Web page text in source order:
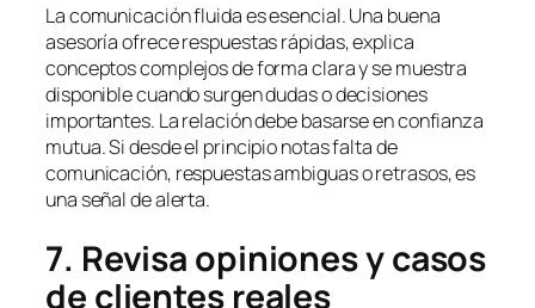
La comunicación fluida es esencial. Una buena
asesoría ofrece respuestas rápidas, explica
conceptos complejos de forma clara y se muestra
disponible cuando surgen dudas o decisiones
importantes. La relación debe basarse en confianza
mutua. Si desde el principio notas falta de
comunicación, respuestas ambiguas o retrasos, es
una señal de alerta.
7. Revisa opiniones y casos
de clientes reales